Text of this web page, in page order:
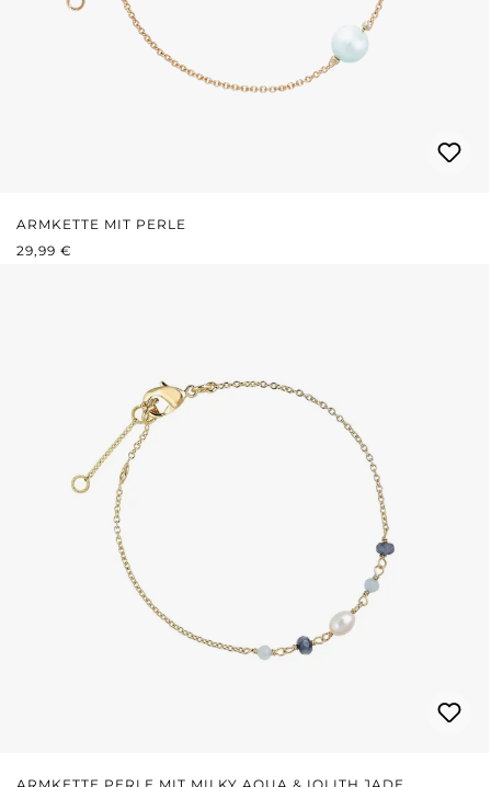
ARMKETTE MIT PERLE
REGULÄRER PREIS:
29,99 €